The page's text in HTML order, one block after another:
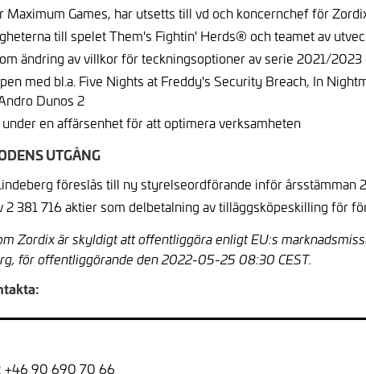
Maximum Games, har utsetts till vd och koncernchef för
till spelet Them's Fightin' Herds® och teamet av
ändring av villkor för teckningsoptioner av serie 2021/
med bl.a. Five Nights at Freddy's Security Breach, In
Dunos 2
en affärsenhet för att optimera verksamheten
UTGÅNG
föreslås till ny styrelseordförande inför årsstämman
381 716 aktier som delbetalning av tilläggsköpeskilling för
Zordix är skyldigt att offentliggöra enligt EU:s
för offentliggörande den 2022-05-25 08:30 CEST.
+46 90 690 70 66